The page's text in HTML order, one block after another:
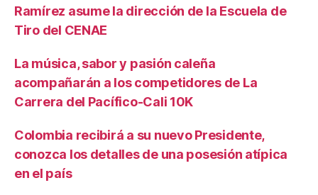
Ramírez asume la dirección de la Escuela de
Tiro del CENAE
La música, sabor y pasión caleña
acompañarán a los competidores de La
Carrera del Pacífico-Cali 10K
Colombia recibirá a su nuevo Presidente,
conozca los detalles de una posesión atípica
en el país